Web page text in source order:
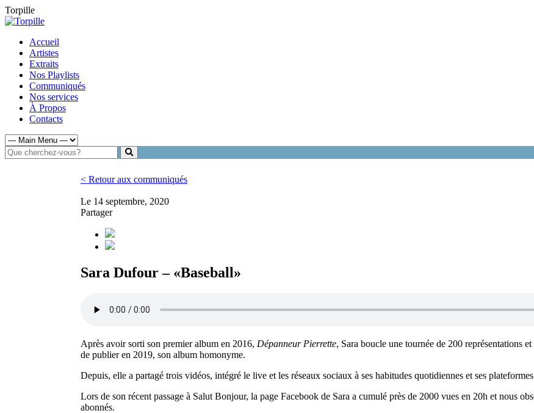
Torpille
Accueil
Artistes
Extraits
Nos Playlists
Communiqués
Nos services
À Propos
Contacts
< Retour aux communiqués
Le 14 septembre, 2020
Partager
Sara Dufour – «Baseball»
Après avoir sorti son premier album en 2016, Dépanneur Pierrette, Sara boucle une tournée de 200 représentations
de publier en 2019, son album homonyme.
Depuis, elle a partagé trois vidéos, intégré le live et les réseaux sociaux à ses habitudes quotidiennes et ses
Lors de son récent passage à Salut Bonjour, la page Facebook de Sara a cumulé près de 2000 vues en 20h et nous
abonnés.